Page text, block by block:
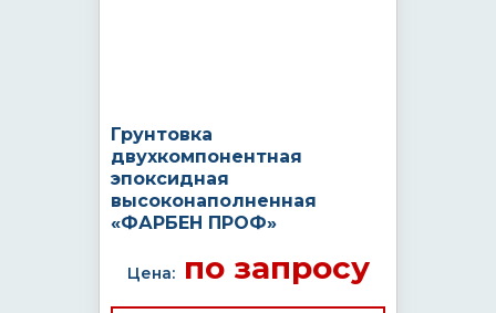
Грунтовка
двухкомпонентная
эпоксидная
высоконаполненная
«ФАРБЕН ПРОФ»
Цена:по запросу